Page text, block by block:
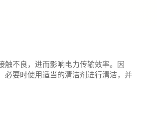
触不良，进而影响电力传输效率。因
必要时使用适当的清洁剂进行清洁，并